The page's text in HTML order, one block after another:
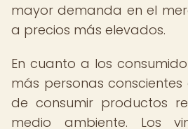
mayor demanda en el
a precios más elevados.
En cuanto a los
más personas
de consumir productos
medio ambiente. Los